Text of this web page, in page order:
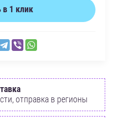
в 1 клик
отправка в регионы